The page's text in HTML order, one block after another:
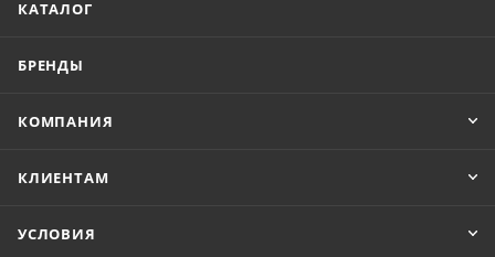
КАТАЛОГ
БРЕНДЫ
КОМПАНИЯ
КЛИЕНТАМ
УСЛОВИЯ